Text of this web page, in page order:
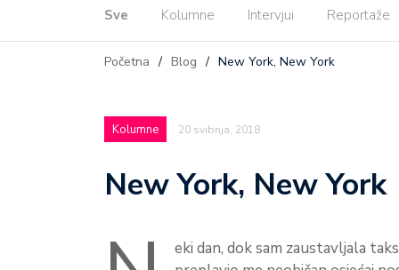
Dama iz Covent Gardena
Sve Kolumne Intervjui Reportaže
Početna / Blog / New York, New York
Kolumne 20 svibnja, 2018
New York, New York
eki dan, dok sam zaustavljala